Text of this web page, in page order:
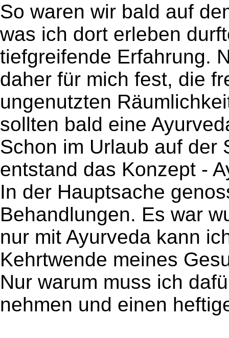
So waren wir bald auf
was ich dort erleben
tiefgreifende Erfahrung.
daher für mich fest, die
ungenutzten
sollten bald eine
Schon im Urlaub auf der
entstand das Konzept -
In der Hauptsache
Behandlungen. Es war
nur mit Ayurveda kann
Kehrtwende meines
Nur warum muss ich
nehmen und einen